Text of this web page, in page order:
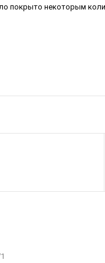
покрыто некоторым